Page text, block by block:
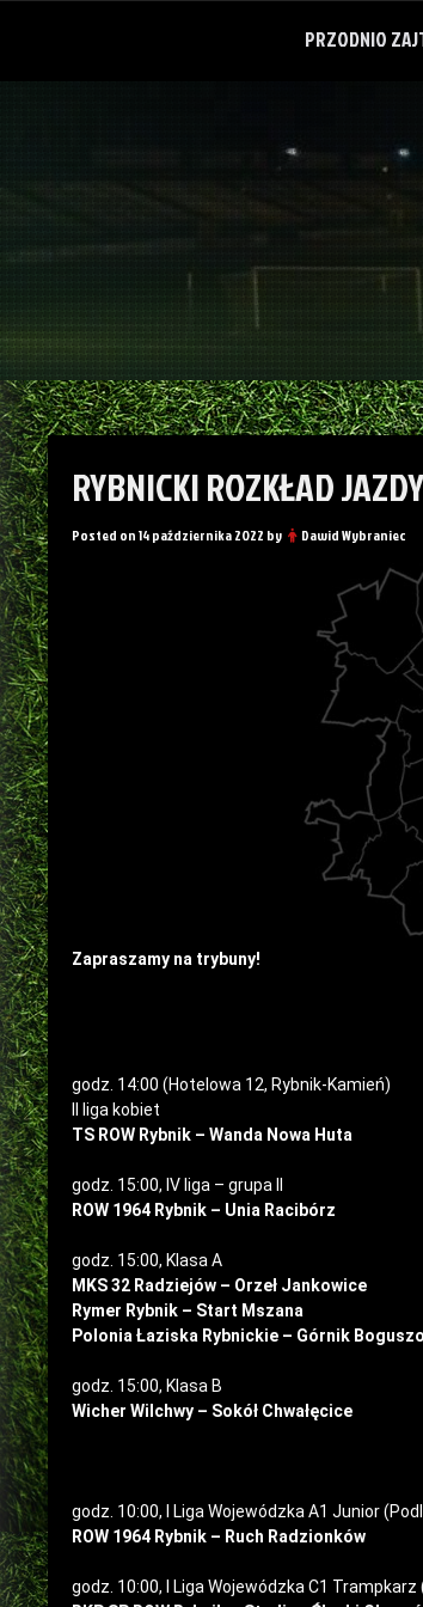
PRZODNIO
RYBNICKI ROZKŁAD
Posted on14 października 2022 by Dawid Wybraniec
Zapraszamy na trybuny!
godz. 14:00 (Hotelowa 12, Rybnik-Kamień)
II liga kobiet
TS ROW Rybnik – Wanda Nowa Huta
godz. 15:00, IV liga – grupa II
ROW 1964 Rybnik – Unia Racibórz
godz. 15:00, Klasa A
MKS 32 Radziejów – Orzeł Jankowice
Rymer Rybnik – Start Mszana
Polonia Łaziska Rybnickie – Górnik
godz. 15:00, Klasa B
Wicher Wilchwy – Sokół Chwałęcice
godz. 10:00, I Liga Wojewódzka A1 Junior
ROW 1964 Rybnik – Ruch Radzionków
godz. 10:00, I Liga Wojewódzka C1 Trampkarz